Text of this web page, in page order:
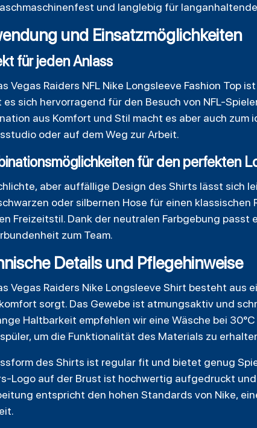
und langlebig für
und Einsatzmöglichkeiten
für jeden Anlass
Vegas Raiders NFL Nike Longsleeve Fashion Top
es sich hervorragend für den Besuch von NFL-
aus Komfort und Stil macht es aber auch zum
oder auf dem Weg zur Arbeit.
für den perfekten
aber auffällige Design des Shirts lässt sich
oder silbernen Hose für einen
Freizeitstil. Dank der neutralen Farbgebung
zum Team.
Details und Pflegehinweise
Vegas Raiders Nike Longsleeve Shirt besteht
sorgt. Das Gewebe ist atmungsaktiv und
Haltbarkeit empfehlen wir eine Wäsche bei
um die Funktionalität des Materials zu
des Shirts ist regular fit und bietet genug
Logo auf der Brust ist hochwertig aufgedruckt
entspricht den hohen Standards von Nike,